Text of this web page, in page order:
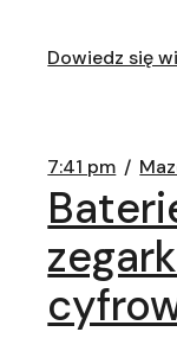
Dowiedz się
7:41 pm